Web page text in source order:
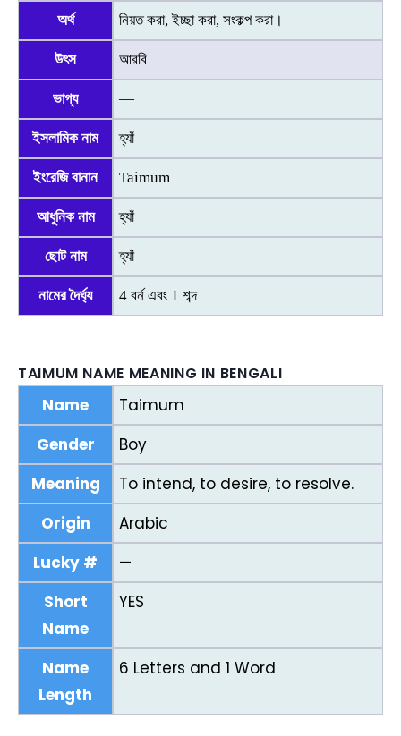
অর্থ নিয়ত করা, ইচ্ছা করা, সংকল্প করা।
উৎস আরবি
ভাগ্য —
ইসলামিক নাম হ্যাঁ
ইংরেজি বানান Taimum
আধুনিক নাম হ্যাঁ
ছোট নাম হ্যাঁ
নামের দৈর্ঘ্য 4 বর্ন এবং 1 শব্দ
TAIMUM NAME MEANING IN BENGALI
Name
Taimum
Gender
Boy
Meaning
To intend, to desire, to resolve.
Origin
Arabic
Lucky #
—
Short
Name
YES
Name
Length
6 Letters and 1 Word